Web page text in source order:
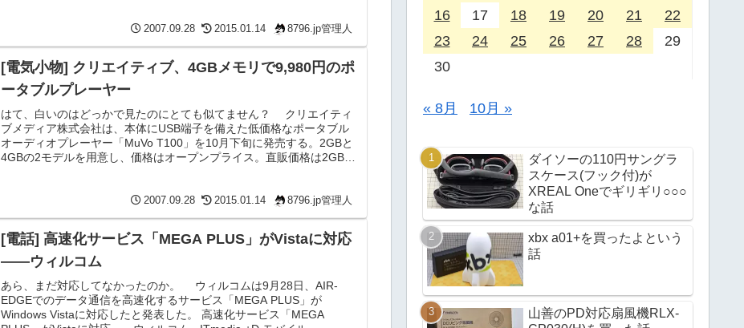
「切り替えにもう少し時間が欲しい」という声が挙がったため、これ
2007.09.28 2015.01.14 8796.jp管理人
[電気小物] クリエイティブ、4GBメモリで9,980円のポ
ータブルプレーヤー
はて、白いのはどっかで見たのにとても似てません？ クリエイティ
ブメディア株式会社は、本体にUSB端子を備えた低価格なポータブル
オーディオプレーヤー「MuVo T100」を10月下旬に発売する。2GBと
4GBの2モデルを用意し、価格はオープンプライス。直販価格は2GBが
がましじゃあるまいか？とも思うんですが、マスストレージ対応で普
2007.09.28 2015.01.14 8796.jp管理人
[電話] 高速化サービス「MEGA PLUS」がVistaに対応
――ウィルコム
あら、まだ対応してなかったのか。 ウィルコムは9月28日、AIR-
EDGEでのデータ通信を高速化するサービス「MEGA PLUS」が
Windows Vistaに対応したと発表した。 高速化サービス「MEGA
16
17 18 19 20 21
22
23
24 25 26 27 28
29
30
« 8月 10月 »
ダイソーの110円サングラ
スケース(フック付)が
XREAL Oneでギリギリ○○○
な話
xbx a01+を買ったよという
話
山善のPD対応扇風機RLX-